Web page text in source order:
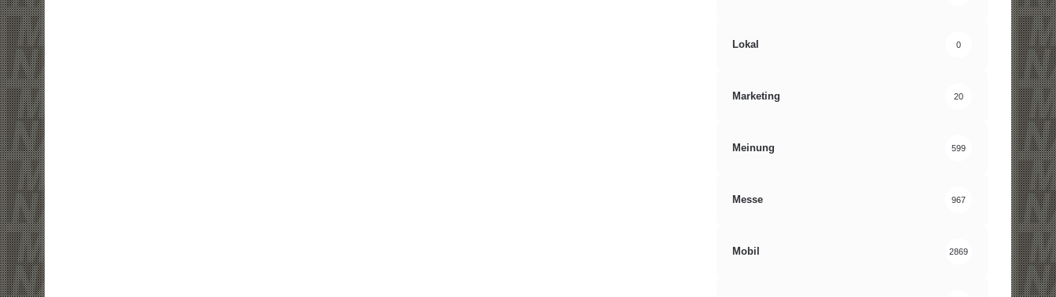
Lokal 0
Marketing 20
Meinung 599
Messe 967
Mobil 2869